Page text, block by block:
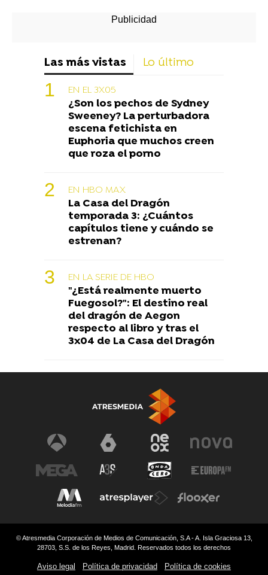
Las más vistas Lo último
EN EL 3X05
¿Son los pechos de Sydney
Sweeney? La perturbadora
escena fetichista en
Euphoria que muchos creen
que roza el porno
EN HBO MAX
La Casa del Dragón
temporada 3: ¿Cuántos
capítulos tiene y cuándo se
estrenan?
EN LA SERIE DE HBO
"¿Está realmente muerto
Fuegosol?": El destino real
del dragón de Aegon
respecto al libro y tras el
3x04 de La Casa del Dragón
© Atresmedia Corporación de Medios de Comunicación, S.A - A. Isla Graciosa 13,
28703, S.S. de los Reyes, Madrid. Reservados todos los derechos
Aviso legal Política de privacidad Política de cookies